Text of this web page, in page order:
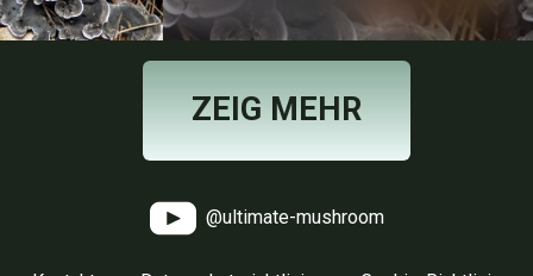
ZEIG MEHR
@ultimate-mushroom